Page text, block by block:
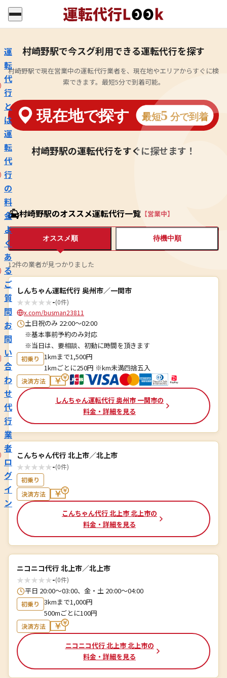
運
転
代
行
と
は
運
転
代
行
の
料
金
よ
く
あ
る
ご
質
問
お
問
い
合
わ
せ
代
行
業
者
ロ
グ
イ
ン
村崎野駅で今スグ利用できる運転代行を探す
村崎野駅で現在営業中の運転代行業者を、現在地やエリアからすぐに検
索できます。最短5分で到着可能。
村崎野駅の運転代行をすぐに探せます！
村崎野駅のオススメ運転代行一覧 【営業中】
オススメ順 待機中順
12件の業者が見つかりました
しんちゃん運転代行 奥州市／一関市
★★★★★-(0件)
x.com/busman23811
土日祝のみ 22:00～02:00
※基本事前予約のみ対応
※当日は、要相談、初動に時間を頂きます
初乗り
1kmまで1,500円
1kmごとに250円 ※km未満四捨五入
決済方法
しんちゃん運転代行 奥州市 一関市の
料金・詳細を見る
こんちゃん代行 北上市／北上市
★★★★★-(0件)
初乗り
決済方法
こんちゃん代行 北上市 北上市の
料金・詳細を見る
ニコニコ代行 北上市／北上市
★★★★★-(0件)
平日 20:00～03:00、金・土 20:00～04:00
初乗り
3kmまで1,000円
500mごとに100円
決済方法
ニコニコ代行 北上市 北上市の
料金・詳細を見る